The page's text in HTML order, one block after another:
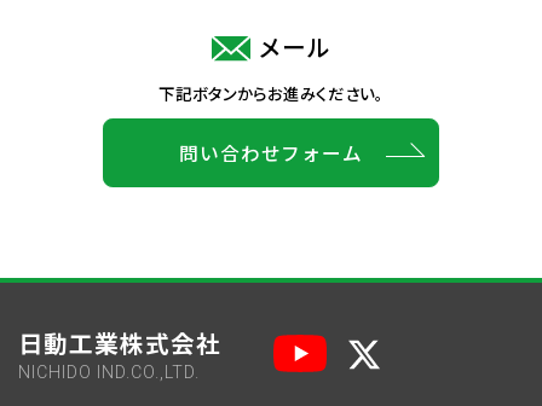
メール
下記ボタンからお進みください。
問い合わせフォーム
日動工業株式会社
NICHIDO IND.CO.,LTD.